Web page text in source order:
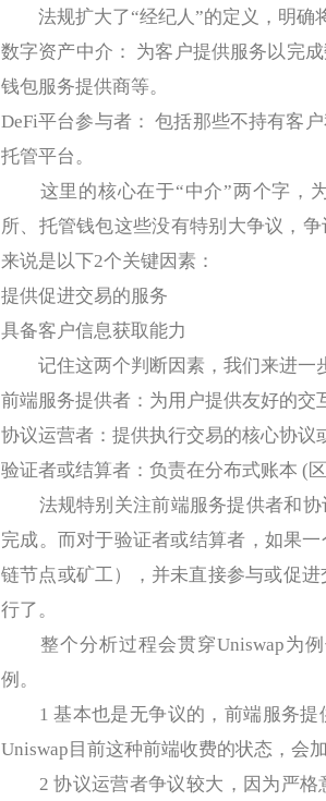
法规扩大了“经纪人”的定义，明确
数字资产中介： 为客户提供服务以完
钱包服务提供商等。
DeFi平台参与者： 包括那些不持有客
托管平台。
这里的核心在于“中介”两个字，为
所、托管钱包这些没有特别大争议，
来说是以下2个关键因素：
提供促进交易的服务
具备客户信息获取能力
记住这两个判断因素，我们来进一
前端服务提供者：为用户提供友好的
协议运营者：提供执行交易的核心协议
验证者或结算者：负责在分布式账本 (
法规特别关注前端服务提供者和协
完成。而对于验证者或结算者，如果
链节点或矿工），并未直接参与或促
行了。
整个分析过程会贯穿Uniswap为例
例。
1 基本也是无争议的，前端服务提
Uniswap目前这种前端收费的状态，会
2 协议运营者争议较大，因为严格